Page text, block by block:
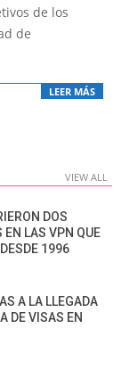
de los
de
LEER MÁS
VIEW ALL
DOS
EN LAS VPN QUE
1996
A LA LLEGADA
DE VISAS EN